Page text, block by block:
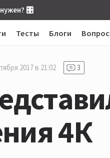
нужен? 🎛
Тесты Блоги
2017 в 21:02 3
4К